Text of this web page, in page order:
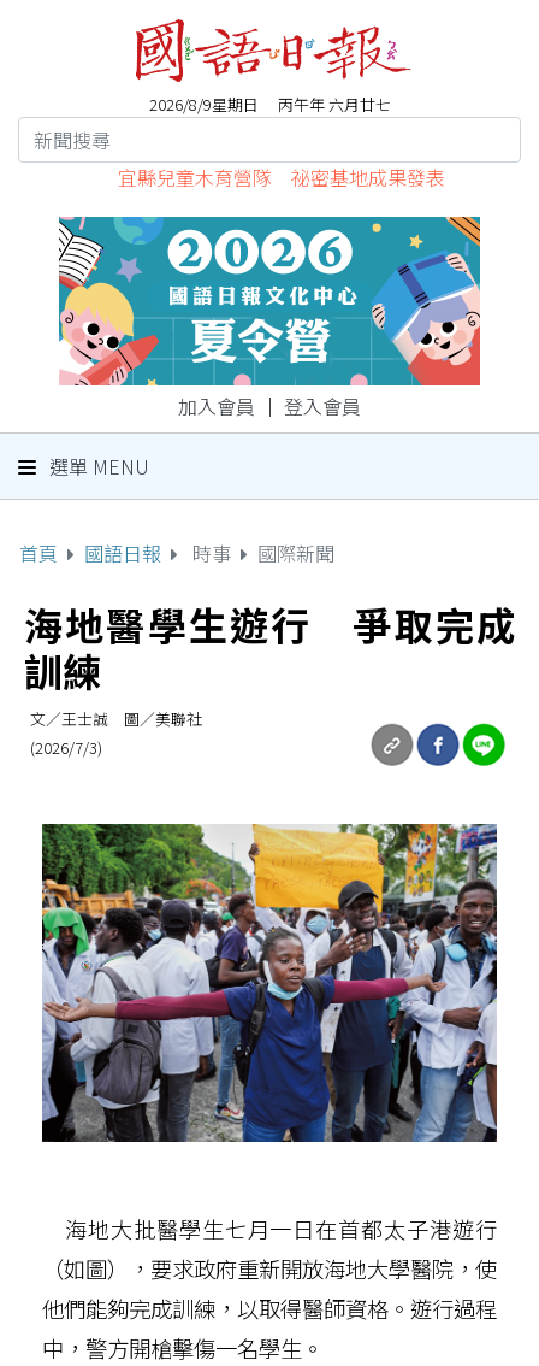
2026/8/9星期日 丙午年 六月廿七
宜縣兒童木育營隊 祕密基地成果發表
加入會員 ｜ 登入會員
選單 MENU
首頁 國語日報 時事 國際新聞
海地醫學生遊行 爭取完成
訓練
文／王士誠 圖／美聯社
(2026/7/3)
海地大批醫學生七月一日在首都太子港遊行
（如圖），要求政府重新開放海地大學醫院，使
他們能夠完成訓練，以取得醫師資格。遊行過程
中，警方開槍擊傷一名學生。